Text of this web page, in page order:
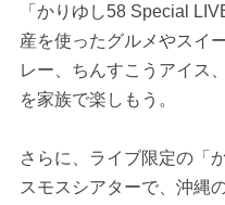
「かりゆし58 Special
産を使ったグルメやスイ
レー、ちんすこうアイス
を家族で楽しもう。
さらに、ライブ限定の「
スモスシアターで、沖縄